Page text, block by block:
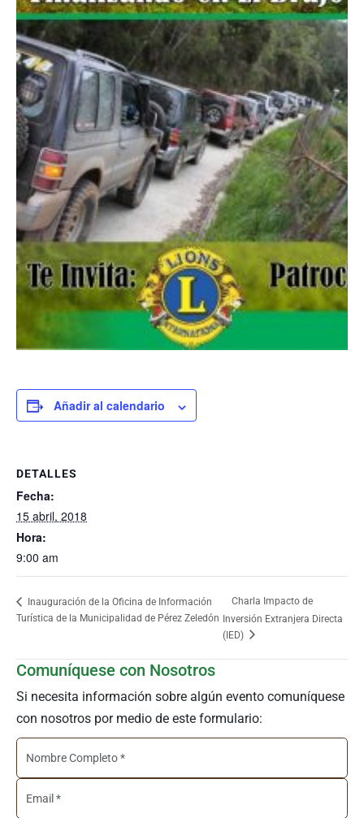
Añadir al calendario
DETALLES
Fecha:
15 abril, 2018
Hora:
9:00 am
Inauguración de la Oficina de Información
Turística de la Municipalidad de Pérez Zeledón
Charla Impacto de
Inversión Extranjera Directa
(IED)
Comuníquese con Nosotros
Si necesita información sobre algún evento comuníquese
con nosotros por medio de este formulario: